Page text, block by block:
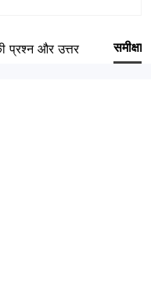
प्रश्न और उत्तर समीक्षा